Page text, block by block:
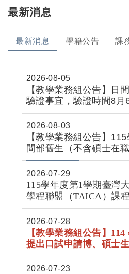
最新消息
最新消息 學籍公告 課
2026-08-05
【教學業務組公告】日
驗證事宜，驗證時間8月
2026-08-03
【教學業務組公告】
間部舊生（不含碩士在
線上申請。休學、退學
申請」或「紙本申請」
要事項請詳閱公告內容
2026-07-29
115學年度第1學期臺灣
學程聯盟（TAICA）課
2026-07-28
【教學業務組公告】 114
提出口試申請博、碩士
月 31 日17:00前完成『
績表』上傳及
2026-07-23